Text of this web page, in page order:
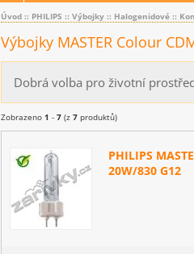
Úvod :: PHILIPS :: Výbojky :: Halogenidové ::
Výbojky MASTER Colour
Dobrá volba pro životní
Zobrazeno 1 - 7 (z 7 produktů)
PHILIPS
20W/830 G12